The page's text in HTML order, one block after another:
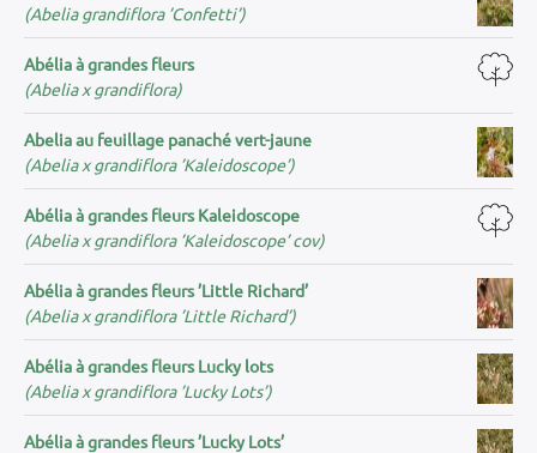
(Abelia grandiflora ’Confetti’)
Abélia à grandes fleurs
(Abelia x grandiflora)
Abelia au feuillage panaché vert-jaune
(Abelia x grandiflora ’Kaleidoscope’)
Abélia à grandes fleurs Kaleidoscope
(Abelia x grandiflora ’Kaleidoscope’ cov)
Abélia à grandes fleurs ’Little Richard’
(Abelia x grandiflora ’Little Richard’)
Abélia à grandes fleurs Lucky lots
(Abelia x grandiflora ’Lucky Lots’)
Abélia à grandes fleurs ’Lucky Lots’